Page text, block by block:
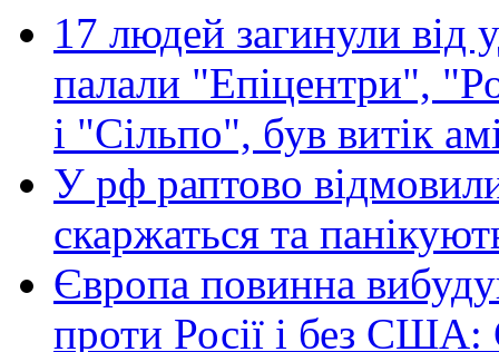
17 людей загинули від
палали "Епіцентри",
і "Сільпо", був витік
У рф раптово
скаржаться та
Європа повинна
проти Росії і без США: